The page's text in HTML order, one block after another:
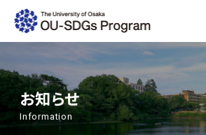
お知らせ
Information